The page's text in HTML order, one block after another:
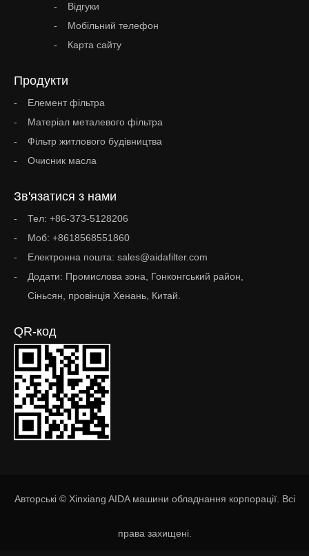
Відгуки
Мобільний телефон
Карта сайту
Продукти
Елемент фільтра
Матеріал металевого фільтра
Фільтр житлового будівництва
Очисник масла
Зв'язатися з нами
Тел: +86-373-5128206
Моб: +8618568551860
Електронна пошта: sales@aidafilter.com
Додати: Промислова зона, Гонконгський район,
Сіньсян, провінція Хенань, Китай.
QR-код
Авторські © Xinxiang AIDA машини обладнання корпорації. Всі
права захищені.